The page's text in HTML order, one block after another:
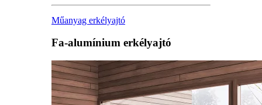
Műanyag erkélyajtó
Fa-alumínium erkélyajtó